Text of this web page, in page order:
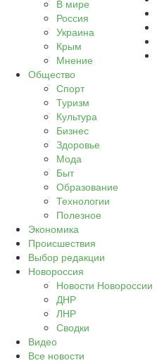
В мире
Россия
Украина
Крым
Мнение
Общество
Спорт
Туризм
Культура
Бизнес
Здоровье
Мода
Быт
Образование
Технологии
Полезное
Экономика
Происшествия
Выбор редакции
Новороссия
Новости Новороссии
ДНР
ЛНР
Сводки
Видео
Все новости